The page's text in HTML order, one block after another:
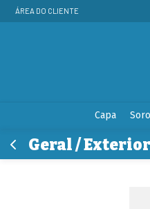
ÁREA DO CLIENTE
Capa
Geral / Exterior